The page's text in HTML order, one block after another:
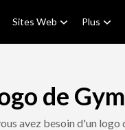
Sites Web Plus
de
avez besoin d'un logo